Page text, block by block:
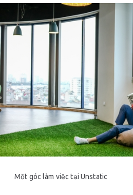
Một góc làm việc tại Unstatic